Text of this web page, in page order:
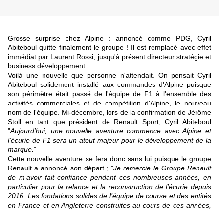
Grosse surprise chez Alpine : annoncé comme PDG, Cyril
Abiteboul quitte finalement le groupe ! Il est remplacé avec effet
immédiat par Laurent Rossi, jusqu'à présent directeur stratégie et
business développement.
Voilà une nouvelle que personne n'attendait. On pensait Cyril
Abiteboul solidement installé aux commandes d'Alpine puisque
son périmètre était passé de l'équipe de F1 à l'ensemble des
activités commerciales et de compétition d'Alpine, le nouveau
nom de l'équipe. Mi-décembre, lors de la confirmation de Jérôme
Stoll en tant que président de Renault Sport, Cyril Abiteboul
"Aujourd'hui, une nouvelle aventure commence avec Alpine et
l'écurie de F1 sera un atout majeur pour le développement de la
marque. "
Cette nouvelle aventure se fera donc sans lui puisque le groupe
Renault a annoncé son départ ; "Je remercie le Groupe Renault
de m’avoir fait confiance pendant ces nombreuses années, en
particulier pour la relance et la reconstruction de l’écurie depuis
2016. Les fondations solides de l’équipe de course et des entités
en France et en Angleterre construites au cours de ces années,